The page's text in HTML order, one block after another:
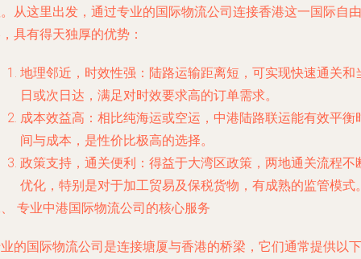
从这里出发，通过专业的国际物流公司连接香港这一国际自由
具有得天独厚的优势：
地理邻近，时效性强：陆路运输距离短，可实现快速通关和
日或次日达，满足对时效要求高的订单需求。
成本效益高：相比纯海运或空运，中港陆路联运能有效平衡
间与成本，是性价比极高的选择。
政策支持，通关便利：得益于大湾区政策，两地通关流程不
优化，特别是对于加工贸易及保税货物，有成熟的监管模式
专业中港国际物流公司的核心服务
的国际物流公司是连接塘厦与香港的桥梁，它们通常提供以下